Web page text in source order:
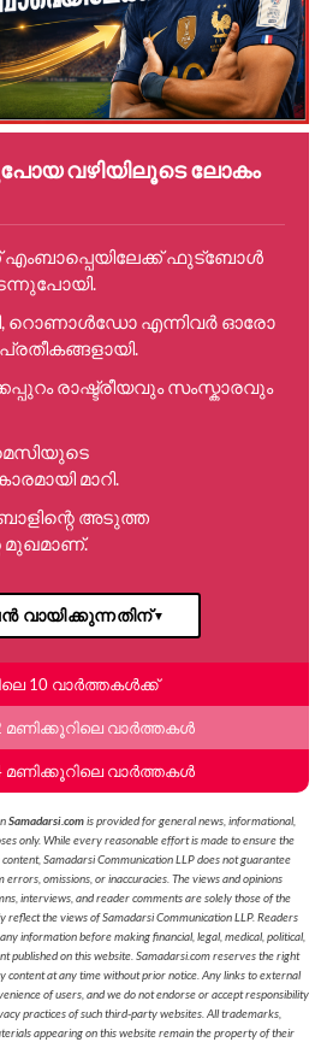
വഴിയിലൂടെ ലോകം
എംബാപ്പെയിലേക്ക് ഫുട്ബോൾ
റൊണാൾഡോ എന്നിവർ ഓരോ
രാഷ്ട്രീയവും സംസ്കാരവും
മാറി.
അടുത്ത
മുഖമാണ്.
വായിക്കുന്നതിന്▼
10 വാർത്തകൾക്ക്
മണിക്കൂറിലെ വാർത്തകൾ
മണിക്കൂറിലെ വാർത്തകൾ
Samadarsi.comis provided for general news, informational,
only. While every reasonable effort is made to ensure the
Samadarsi Communication LLP does not guarantee
omissions, or inaccuracies. The views and opinions
interviews, and reader comments are solely those of the
reflect the views of Samadarsi Communication LLP. Readers
information before making financial, legal, medical, political,
published on this website. Samadarsi.com reserves the right
content at any time without prior notice. Any links to external
of users, and we do not endorse or accept responsibility
practices of such third-party websites. All trademarks,
appearing on this website remain the property of their